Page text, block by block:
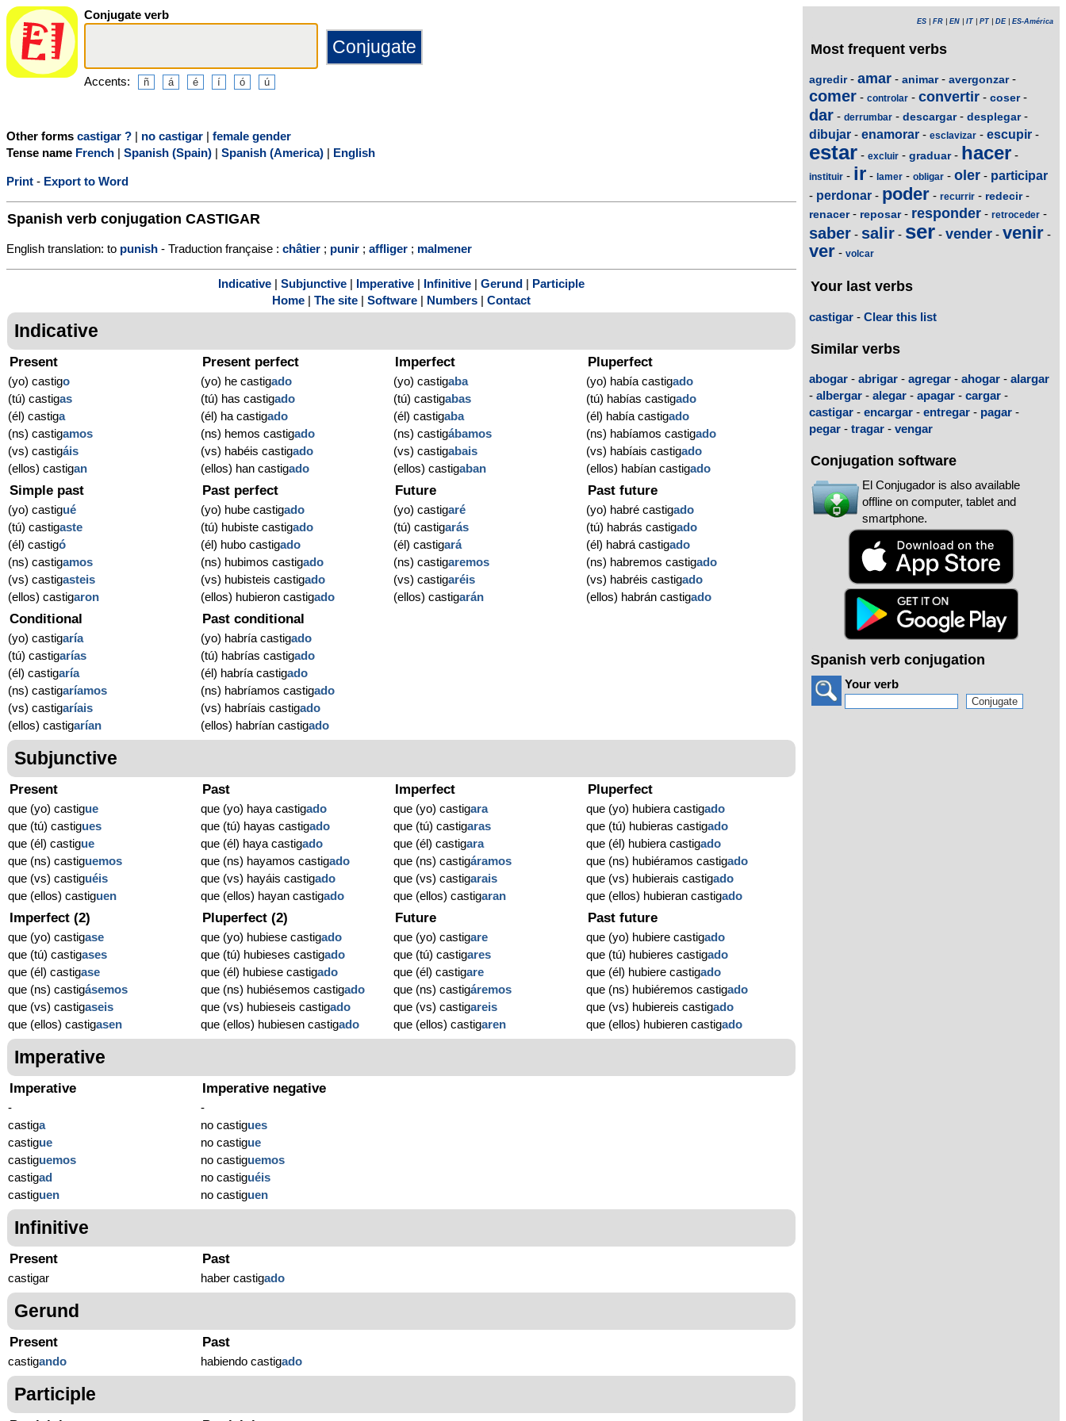
Conjugate verb
Accents:
Other forms castigar ? | no castigar | female gender
Tense name French | Spanish (Spain) | Spanish (America) | English
Print - Export to Word
Spanish verb conjugation CASTIGAR
English translation: to punish - Traduction française : châtier ; punir ; affliger ; malmener
Indicative Subjunctive Imperative Infinitive Gerund
Participle
Home
The site Software Numbers Contact
Indicative
Present
(yo) castigo
(tú) castigas
(él) castiga
(ns) castigamos
(vs) castigáis
(ellos) castigan
Present perfect
(yo) he castigado
(tú) has castigado
(él) ha castigado
(ns) hemos castigado
(vs) habéis castigado
(ellos) han castigado
Imperfect
(yo) castigaba
(tú) castigabas
(él) castigaba
(ns) castigábamos
(vs) castigabais
(ellos) castigaban
Pluperfect
(yo) había castigado
(tú) habías castigado
(él) había castigado
(ns) habíamos castigado
(vs) habíais castigado
(ellos) habían castigado
Simple past
(yo) castigué
(tú) castigaste
(él) castigó
(ns) castigamos
(vs) castigasteis
(ellos) castigaron
Past perfect
(yo) hube castigado
(tú) hubiste castigado
(él) hubo castigado
(ns) hubimos castigado
(vs) hubisteis castigado
(ellos) hubieron castigado
Future
(yo) castigaré
(tú) castigarás
(él) castigará
(ns) castigaremos
(vs) castigaréis
(ellos) castigarán
Past future
(yo) habré castigado
(tú) habrás castigado
(él) habrá castigado
(ns) habremos castigado
(vs) habréis castigado
(ellos) habrán castigado
Conditional
(yo) castigaría
(tú) castigarías
(él) castigaría
(ns) castigaríamos
(vs) castigaríais
(ellos) castigarían
Past conditional
(yo) habría castigado
(tú) habrías castigado
(él) habría castigado
(ns) habríamos castigado
(vs) habríais castigado
(ellos) habrían castigado
Subjunctive
Present
que (yo) castigue
que (tú) castigues
que (él) castigue
que (ns) castiguemos
que (vs) castiguéis
que (ellos) castiguen
Past
que (yo) haya castigado
que (tú) hayas castigado
que (él) haya castigado
que (ns) hayamos castigado
que (vs) hayáis castigado
que (ellos) hayan castigado
Imperfect
que (yo) castigara
que (tú) castigaras
que (él) castigara
que (ns) castigáramos
que (vs) castigarais
que (ellos) castigaran
Pluperfect
que (yo) hubiera castigado
que (tú) hubieras castigado
que (él) hubiera castigado
que (ns) hubiéramos castigado
que (vs) hubierais castigado
que (ellos) hubieran castigado
Imperfect (2)
que (yo) castigase
que (tú) castigases
que (él) castigase
que (ns) castigásemos
que (vs) castigaseis
que (ellos) castigasen
Pluperfect (2)
que (yo) hubiese castigado
que (tú) hubieses castigado
que (él) hubiese castigado
que (ns) hubiésemos castigado
que (vs) hubieseis castigado
que (ellos) hubiesen castigado
Future
que (yo) castigare
que (tú) castigares
que (él) castigare
que (ns) castigáremos
que (vs) castigareis
que (ellos) castigaren
Past future
que (yo) hubiere castigado
que (tú) hubieres castigado
que (él) hubiere castigado
que (ns) hubiéremos castigado
que (vs) hubiereis castigado
que (ellos) hubieren castigado
Imperative
Imperative
-
castiga
castigue
castiguemos
castigad
castiguen
Imperative negative
-
no castigues
no castigue
no castiguemos
no castiguéis
no castiguen
Infinitive
Present
castigar
Past
haber castigado
Gerund
Present
castigando
Past
habiendo castigado
Participle
ES FR EN IT PT DE| ES-América
Most frequent verbs
agredir- amar - animar- avergonzar-
comer - controlar - convertir - coser-
dar - derrumbar - descargar- desplegar-
dibujar - enamorar - esclavizar - escupir -
estar - excluir - graduar- hacer -
instituir - ir - lamer - obligar - oler - participar
- perdonar - poder - recurrir - redecir-
renacer- reposar- responder - retroceder -
saber - salir - ser - vender - venir -
ver - volcar
Your last verbs
castigar - Clear this list
Similar verbs
abogar - abrigar - agregar - ahogar - alargar
- albergar - alegar - apagar - cargar -
castigar - encargar - entregar - pagar -
pegar - tragar - vengar
Conjugation software
El Conjugador is also available
offline on computer, tablet and
smartphone.
Spanish verb conjugation
Your verb